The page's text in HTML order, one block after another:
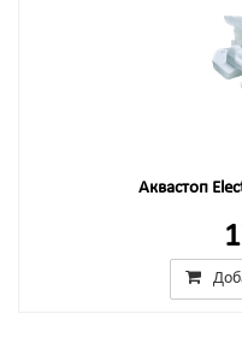
Аквастоп